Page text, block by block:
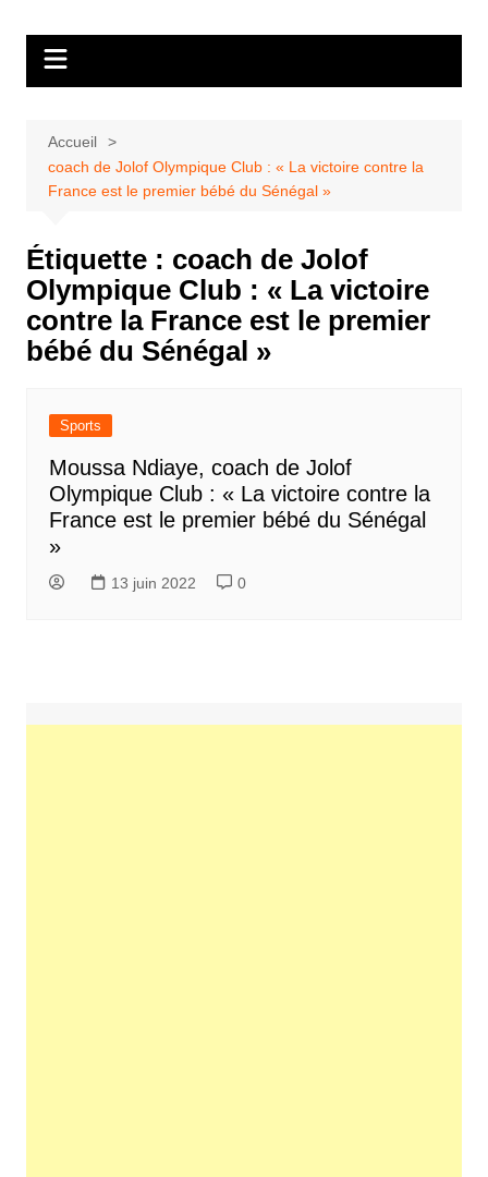
Accueil
coach de Jolof Olympique Club : « La victoire contre la
France est le premier bébé du Sénégal »
Étiquette : coach de Jolof
Olympique Club : « La victoire
contre la France est le premier
bébé du Sénégal »
Sports
Moussa Ndiaye, coach de Jolof
Olympique Club : « La victoire contre la
France est le premier bébé du Sénégal
»
13 juin 2022 0